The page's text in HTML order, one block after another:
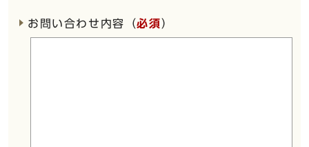
お問い合わせ内容（必須）